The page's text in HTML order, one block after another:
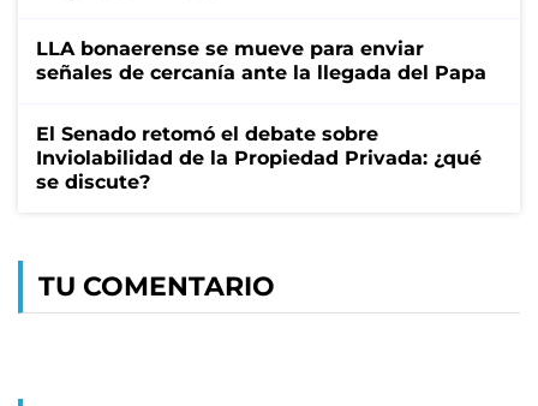
LLA bonaerense se mueve para enviar
señales de cercanía ante la llegada del Papa
El Senado retomó el debate sobre
Inviolabilidad de la Propiedad Privada: ¿qué
se discute?
TU COMENTARIO